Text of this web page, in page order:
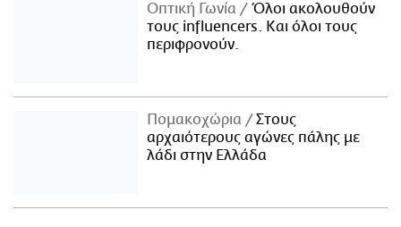
Οπτική Γωνία
Όλοι ακολουθούν
τους influencers. Και όλοι τους
περιφρονούν.
Πομακοχώρια
Στους
αρχαιότερους αγώνες πάλης με
λάδι στην Ελλάδα